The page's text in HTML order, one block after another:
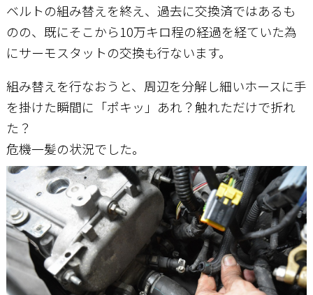
ベルトの組み替えを終え、過去に交換済ではあるも
のの、既にそこから10万キロ程の経過を経ていた為
にサーモスタットの交換も行ないます。
組み替えを行なおうと、周辺を分解し細いホースに手
を掛けた瞬間に「ポキッ」あれ？触れただけで折れ
た？
危機一髪の状況でした。